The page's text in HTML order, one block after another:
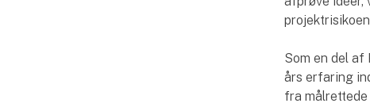
Som en del af
års erfaring
fra